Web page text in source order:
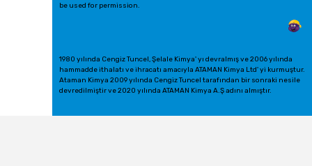
be used for permission.
1980 yılında Cengiz Tuncel, Şelale Kimya' yı devralmış ve 2006 yılında
hammadde ithalatı ve ihracatı amacıyla ATAMAN Kimya Ltd' yi kurmuştur.
Ataman Kimya 2009 yılında Cengiz Tuncel tarafından bir sonraki nesile
devredilmiştir ve 2020 yılında ATAMAN Kimya A.Ş adını almıştır.